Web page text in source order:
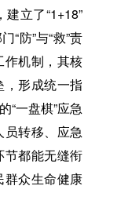
立了“1+18”
“防”与“救”责
作机制，其核
，形成统一指
“一盘棋”应急
转移、应急
节都能无缝衔
群众生命健康